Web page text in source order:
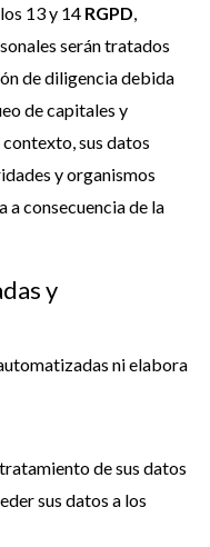
13 y 14 RGPD
serán tratados
de diligencia debida
de capitales y
sus datos
y organismos
a consecuencia de la
y
ni elabora
de sus datos
sus datos a los